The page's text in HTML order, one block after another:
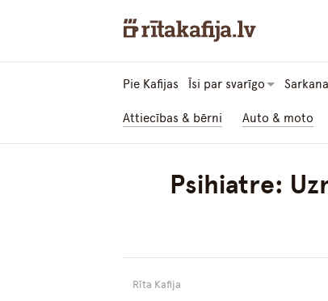
Pie Kafijas Īsi par svarīgo
Attiecības & bērni Auto & moto
Psihiatre:
Rīta Kafija